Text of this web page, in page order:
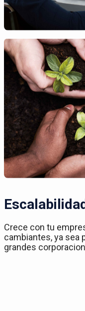
Crece con tu
cambiantes, ya sea
grandes